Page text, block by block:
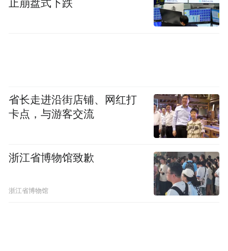
（https://career.abchina.com.cn）及“中国农业
不委托任何机构举办考试辅导培训班。
4.我行将通过农行招聘网站站内信和手机短
具体时间和形式。应聘者的手机号码、邮箱
等联系方式如发生变更，务必及时登录招聘
系统进行更新，以确保通信畅通。
止崩盘式下跌
省长走进沿街店铺、网红打
卡点，与游客交流
浙江省博物馆致歉
浙江省博物馆